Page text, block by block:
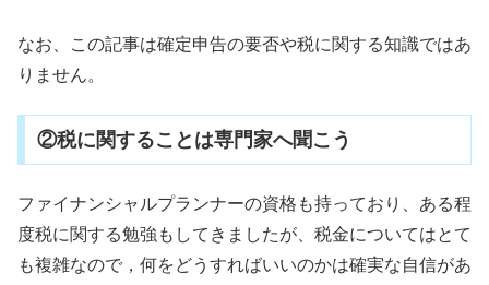
なお、この記事は確定申告の要否や税に関する知識ではあ
りません。
②税に関することは専門家へ聞こう
ファイナンシャルプランナーの資格も持っており、ある程
度税に関する勉強もしてきましたが、税金についてはとて
も複雑なので，何をどうすればいいのかは確実な自信があ